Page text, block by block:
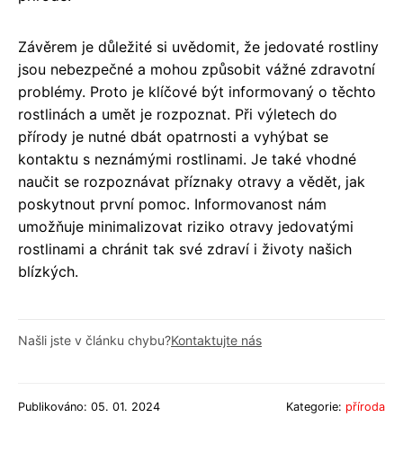
Závěrem je důležité si uvědomit, že jedovaté rostliny
jsou nebezpečné a mohou způsobit vážné zdravotní
problémy. Proto je klíčové být informovaný o těchto
rostlinách a umět je rozpoznat. Při výletech do
přírody je nutné dbát opatrnosti a vyhýbat se
kontaktu s neznámými rostlinami. Je také vhodné
naučit se rozpoznávat příznaky otravy a vědět, jak
poskytnout první pomoc. Informovanost nám
umožňuje minimalizovat riziko otravy jedovatými
rostlinami a chránit tak své zdraví i životy našich
blízkých.
Našli jste v článku chybu?Kontaktujte nás
Publikováno: 05. 01. 2024 Kategorie: příroda